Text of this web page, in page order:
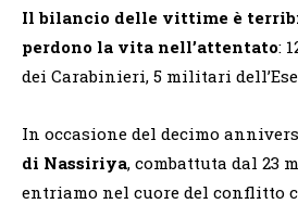
Il bilancio delle vittime è
perdono la vita nell’attentato:
dei Carabinieri, 5 militari
In occasione del decimo
di Nassiriya, combattuta dal 23
entriamo nel cuore del conflitto